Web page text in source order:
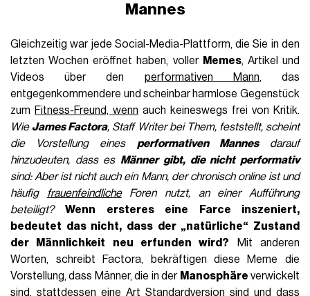
Mannes
Gleichzeitig war jede Social-Media-Plattform, die Sie in den
letzten Wochen eröffnet haben, voller Memes, Artikel und
Videos über den performativen Mann, das
entgegenkommendere und scheinbar harmlose Gegenstück
zum Fitness-Freund, wenn auch keineswegs frei von Kritik.
Wie James Factora, Staff Writer bei Them, feststellt, scheint
die Vorstellung eines performativen Mannesdarauf
hinzudeuten, dass es Männer gibt, die nicht performativ
sind: Aber ist nicht auch ein Mann, der chronisch online ist und
häufig frauenfeindlicheForen nutzt, an einer Aufführung
beteiligt?
Wenn ersteres eine Farce inszeniert,
bedeutet das nicht, dass der „natürliche“ Zustand
der
Männlichkeit neu erfunden wird? Mit anderen
Worten, schreibt Factora, bekräftigen diese Meme die
Vorstellung, dass Männer, die in der Manosphäre verwickelt
sind, stattdessen eine Art Standardversion sind und dass